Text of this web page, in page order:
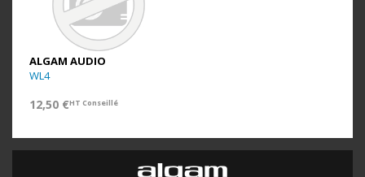
ALGAM AUDIO
WL4
12,50 €HT Conseillé